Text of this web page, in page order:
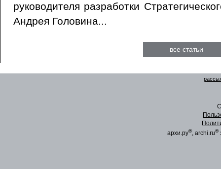
руководителя разработки
Андрея Головина...
все статьи
архи.ру®, archi.ru®